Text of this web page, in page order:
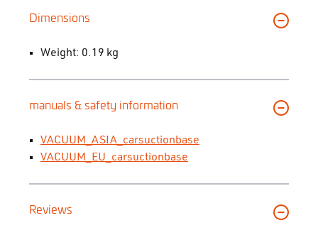
Dimensions
Weight: 0.19 kg
manuals & safety information
VACUUM_ASIA_carsuctionbase
VACUUM_EU_carsuctionbase
Reviews